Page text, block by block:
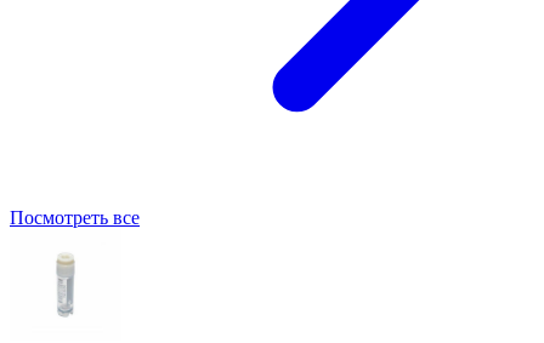
Посмотреть все